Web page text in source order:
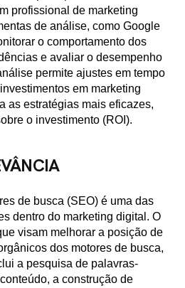
profissional de marketing
de análise, como Google
o comportamento dos
e avaliar o desempenho
permite ajustes em tempo
em marketing
as estratégias mais eficazes,
o investimento (ROI).
de busca (SEO) é uma das
dentro do marketing digital. O
visam melhorar a posição de
dos motores de busca,
a pesquisa de palavras-
a construção de